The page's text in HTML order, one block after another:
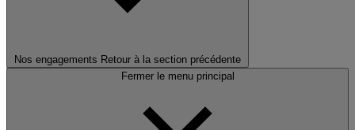
Nos engagements Retour à la section précédente
Fermer le menu principal